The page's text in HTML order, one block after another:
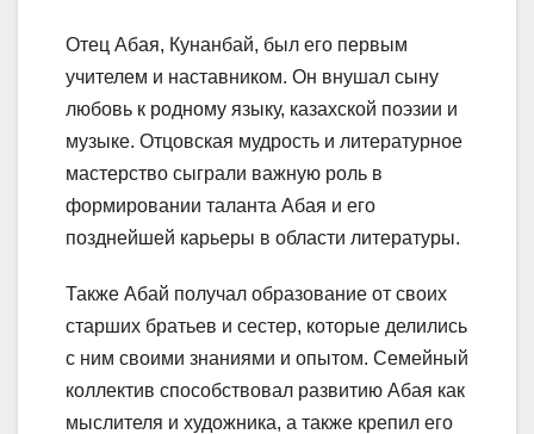
Отец Абая, Кунанбай, был его первым
учителем и наставником. Он внушал сыну
любовь к родному языку, казахской поэзии и
музыке. Отцовская мудрость и литературное
мастерство сыграли важную роль в
формировании таланта Абая и его
позднейшей карьеры в области литературы.
Также Абай получал образование от своих
старших братьев и сестер, которые делились
с ним своими знаниями и опытом. Семейный
коллектив способствовал развитию Абая как
мыслителя и художника, а также крепил его